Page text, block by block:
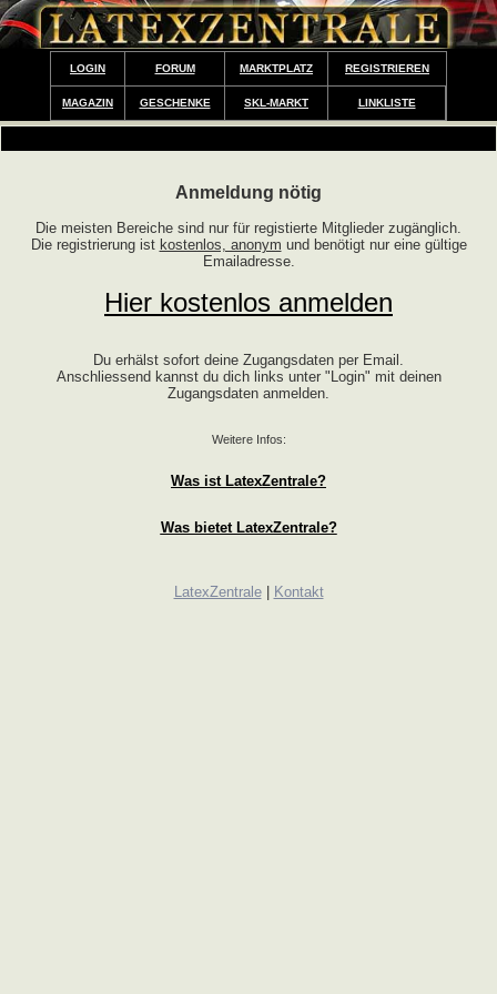
LOGIN FORUM MARKTPLATZ REGISTRIEREN
MAGAZIN GESCHENKE SKL-MARKT LINKLISTE
Anmeldung nötig
Die meisten Bereiche sind nur für registierte Mitglieder zugänglich.
Die registrierung ist kostenlos, anonym und benötigt nur eine gültige
Emailadresse.
Hier kostenlos anmelden
Du erhälst sofort deine Zugangsdaten per Email.
Anschliessend kannst du dich links unter "Login" mit deinen
Zugangsdaten anmelden.
Weitere Infos:
Was ist LatexZentrale?
Was bietet LatexZentrale?
LatexZentrale| Kontakt